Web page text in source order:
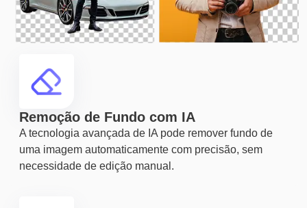
Remoção de Fundo com IA
A tecnologia avançada de IA pode remover fundo de
uma imagem automaticamente com precisão, sem
necessidade de edição manual.